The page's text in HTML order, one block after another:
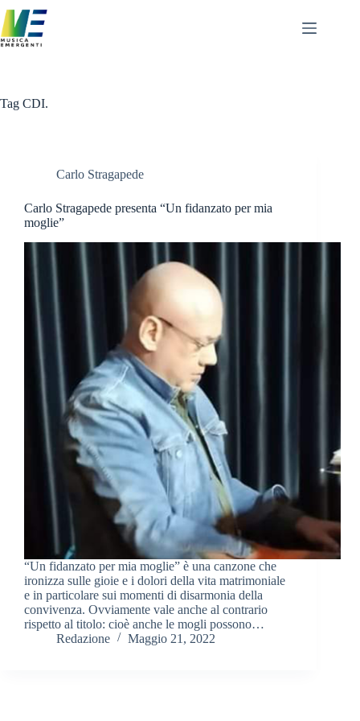
al
contenuto
Tag CDI.
Carlo Stragapede
Carlo Stragapede presenta “Un fidanzato per mia
moglie”
“Un fidanzato per mia moglie” è una canzone che
ironizza sulle gioie e i dolori della vita matrimoniale
e in particolare sui momenti di disarmonia della
convivenza. Ovviamente vale anche al contrario
rispetto al titolo: cioè anche le mogli possono…
Redazione
Maggio 21, 2022